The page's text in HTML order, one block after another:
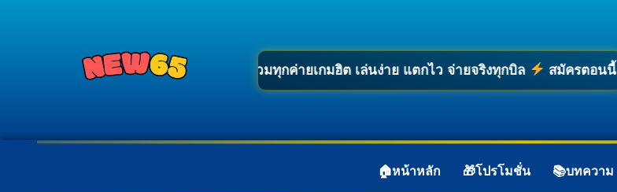
เว็บสล็อตตรงมาแรง รวมทุกค่ายเกมฮิต เล่นง่าย แตกไว จ่ายจริงทุกบิล สมัครตอนนี้ รับสิทธิพิเ
หน้าหลัก โปรโมชั่น บทความ